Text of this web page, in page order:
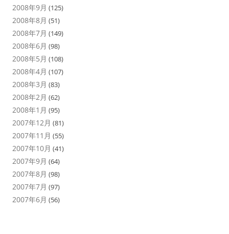
2008年9月 (125)
2008年8月 (51)
2008年7月 (149)
2008年6月 (98)
2008年5月 (108)
2008年4月 (107)
2008年3月 (83)
2008年2月 (62)
2008年1月 (95)
2007年12月 (81)
2007年11月 (55)
2007年10月 (41)
2007年9月 (64)
2007年8月 (98)
2007年7月 (97)
2007年6月 (56)